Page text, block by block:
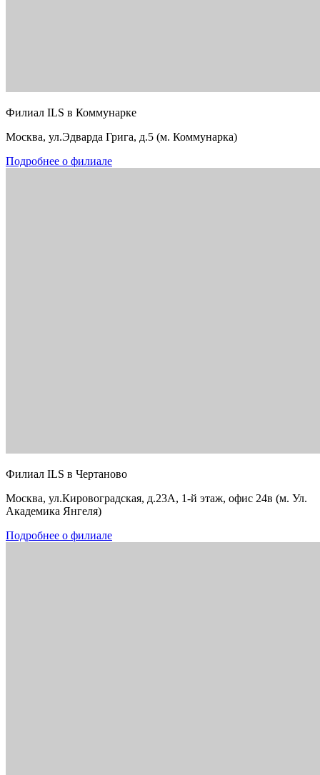
Филиал ILS в Коммунарке
Москва, ул.Эдварда Грига, д.5 (м. Коммунарка)
Подробнее о филиале
Филиал ILS в Чертаново
Москва, ул.Кировоградская, д.23А, 1-й этаж, офис 24в (м. Ул.
Академика Янгеля)
Подробнее о филиале